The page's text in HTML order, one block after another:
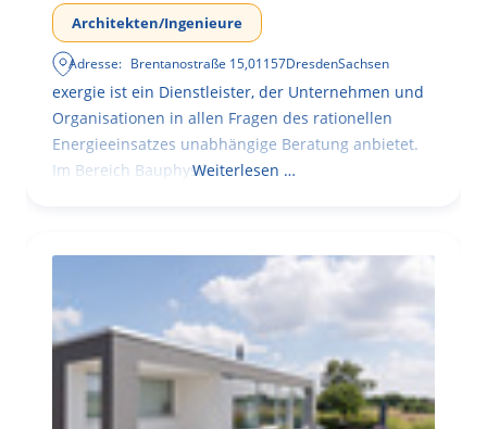
Architekten/Ingenieure
Adresse: Brentanostraße 15,01157DresdenSachsen
exergie ist ein Dienstleister, der Unternehmen und
Organisationen in allen Fragen des rationellen
Energieeinsatzes unabhängige Beratung anbietet.
Im Bereich BauphysikWeiterlesen …